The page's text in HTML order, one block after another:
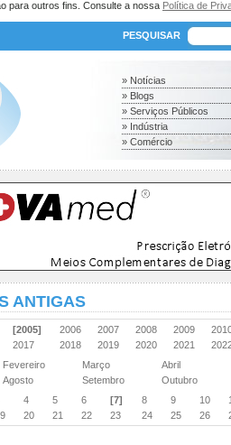
para outros fins. Consulte a nossa Política de
PESQUISAR
» Notícias
» Blogs
» Serviços Públicos
» Indústria
» Comércio
ANTIGAS
[2005] 2006 2007 2008 2009
2017 2018 2019 2020 2021
Fevereiro Março Abril
Agosto Setembro Outubro
4 5 6 [7] 8 9 10
20 21 22 23 24 25 26